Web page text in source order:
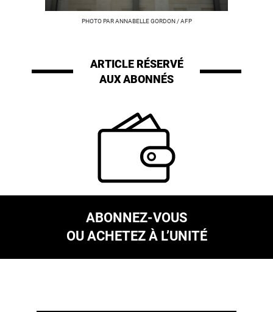
PHOTO PAR ANNABELLE GORDON / AFP
ARTICLE RÉSERVÉ
AUX ABONNÉS
ABONNEZ-VOUS
OU ACHETEZ À L’UNITÉ